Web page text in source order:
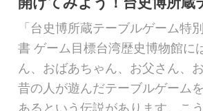
メ
ー
ル
バ
「台史博所蔵テーブルゲーム特
書 ゲーム目標台湾歴史博物館に
ん、おばあちゃん、お父さん、
昔の人が遊んだテーブルゲーム
あるという伝説があります。こ